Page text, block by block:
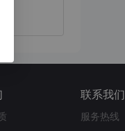
联系我们
服务热线